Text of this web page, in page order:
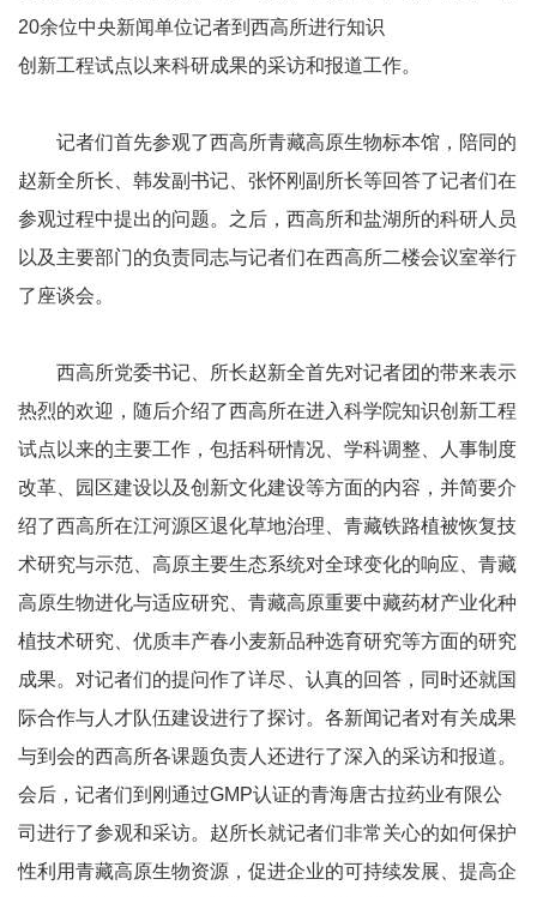
20余位中央新闻单位记者到西高所进行知识
创新工程试点以来科研成果的采访和报道工作。
记者们首先参观了西高所青藏高原生物标本馆，陪同的
赵新全所长、韩发副书记、张怀刚副所长等回答了记者们在
参观过程中提出的问题。之后，西高所和盐湖所的科研人员
以及主要部门的负责同志与记者们在西高所二楼会议室举行
了座谈会。
西高所党委书记、所长赵新全首先对记者团的带来表示
热烈的欢迎，随后介绍了西高所在进入科学院知识创新工程
试点以来的主要工作，包括科研情况、学科调整、人事制度
改革、园区建设以及创新文化建设等方面的内容，并简要介
绍了西高所在江河源区退化草地治理、青藏铁路植被恢复技
术研究与示范、高原主要生态系统对全球变化的响应、青藏
高原生物进化与适应研究、青藏高原重要中藏药材产业化种
植技术研究、优质丰产春小麦新品种选育研究等方面的研究
成果。对记者们的提问作了详尽、认真的回答，同时还就国
际合作与人才队伍建设进行了探讨。各新闻记者对有关成果
与到会的西高所各课题负责人还进行了深入的采访和报道。
会后，记者们到刚通过GMP认证的青海唐古拉药业有限公
司进行了参观和采访。赵所长就记者们非常关心的如何保护
性利用青藏高原生物资源，促进企业的可持续发展、提高企